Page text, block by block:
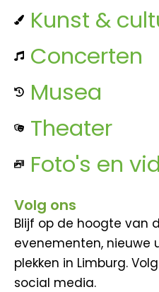
Kunst &
Concerten
Musea
Theater
Foto's en
Volg ons
Blijf op de hoogte van
evenementen, nieuwe
plekken in Limburg.
social media.